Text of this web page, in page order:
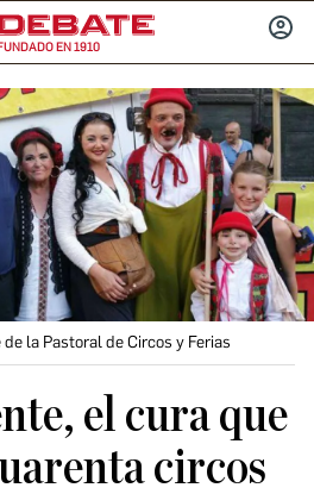
EN 1910
la Pastoral de Circos y Ferias
el cura que
circos